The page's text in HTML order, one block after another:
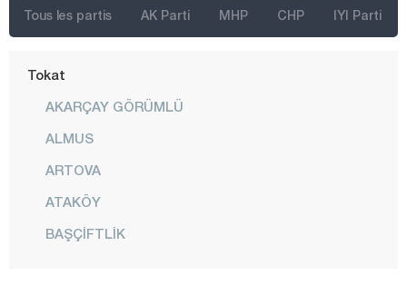
Tous les partis AK Parti MHP CHP IYI Parti
Tekirdağ
Tokat
AKARÇAY GÖRÜMLÜ
ALMUS
ARTOVA
ATAKÖY
BAŞÇİFTLİK